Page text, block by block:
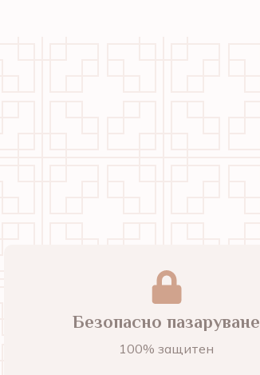
Безопасно пазаруване
100% защитен